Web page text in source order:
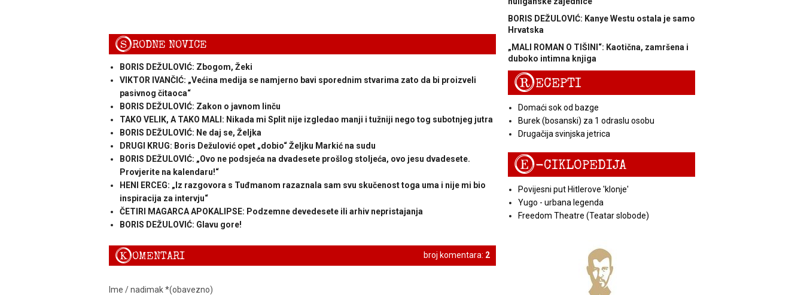
SRODNE NOVICE
BORIS DEŽULOVIĆ: Zbogom, Žeki
VIKTOR IVANČIĆ: „Većina medija se namjerno bavi sporednim stvarima zato da bi proizveli
pasivnog čitaoca“
BORIS DEŽULOVIĆ: Zakon o javnom linču
TAKO VELIK, A TAKO MALI: Nikada mi Split nije izgledao manji i tužniji nego tog subotnjeg jutra
BORIS DEŽULOVIĆ: Ne daj se, Željka
DRUGI KRUG: Boris Dežulović opet „dobio“ Željku Markić na sudu
BORIS DEŽULOVIĆ: „Ovo ne podsjeća na dvadesete prošlog stoljeća, ovo jesu dvadesete.
Provjerite na kalendaru!“
HENI ERCEG: „Iz razgovora s Tuđmanom razaznala sam svu skučenost toga uma i nije mi bio
inspiracija za intervju“
ČETIRI MAGARCA APOKALIPSE: Podzemne devedesete ili arhiv nepristajanja
BORIS DEŽULOVIĆ: Glavu gore!
broj komentara: 2
KOMENTARI
Ime / nadimak *(obavezno)
BORIS DEŽULOVIĆ: Kanye Westu ostala je samo
Hrvatska
„MALI ROMAN O TIŠINI“: Kaotična, zamršena i
duboko intimna knjiga
RECEPTI
Domaći sok od bazge
Burek (bosanski) za 1 odraslu osobu
Drugačija svinjska jetrica
E-CIKLOPEDIJA
Povijesni put Hitlerove 'klonje'
Yugo - urbana legenda
Freedom Theatre (Teatar slobode)